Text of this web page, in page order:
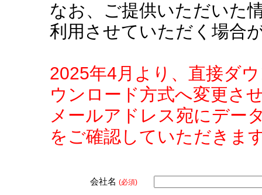
なお、ご提供いただいた
利用させていただく場合
2025年4月より、直接ダ
ウンロード方式へ変更さ
メールアドレス宛にデー
をご確認していただきま
会社名 (必須)